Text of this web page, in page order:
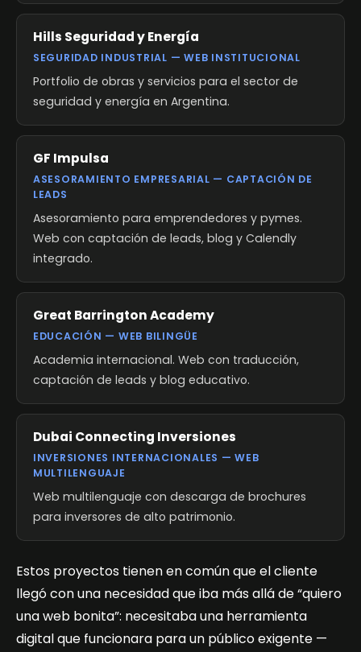
Hills Seguridad y Energía
SEGURIDAD INDUSTRIAL — WEB INSTITUCIONAL
Portfolio de obras y servicios para el sector de
seguridad y energía en Argentina.
GF Impulsa
ASESORAMIENTO EMPRESARIAL — CAPTACIÓN DE
LEADS
Asesoramiento para emprendedores y pymes.
Web con captación de leads, blog y Calendly
integrado.
Great Barrington Academy
EDUCACIÓN — WEB BILINGÜE
Academia internacional. Web con traducción,
captación de leads y blog educativo.
Dubai Connecting Inversiones
INVERSIONES INTERNACIONALES — WEB
MULTILENGUAJE
Web multilenguaje con descarga de brochures
para inversores de alto patrimonio.
Estos proyectos tienen en común que el cliente
llegó con una necesidad que iba más allá de “quiero
una web bonita”: necesitaba una herramienta
digital que funcionara para un público exigente —